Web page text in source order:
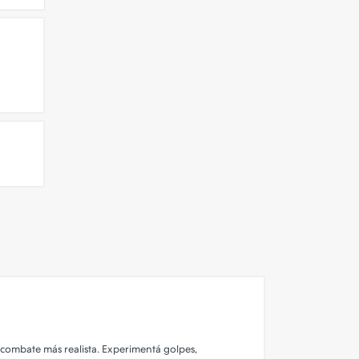
más realista. Experimentá golpes,